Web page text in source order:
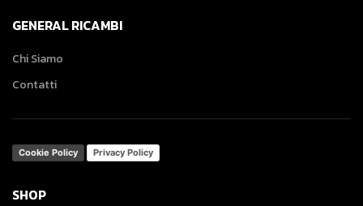
GENERAL RICAMBI
Chi Siamo
Contatti
Cookie Policy Privacy Policy
SHOP